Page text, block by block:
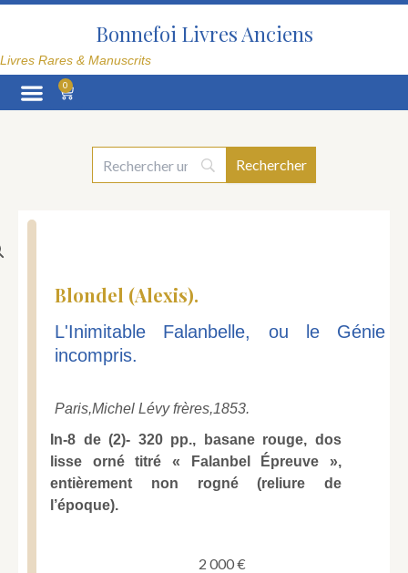
Aller
Bonnefoi Livres Anciens
Livres Rares & Manuscrits
0
Panier
Blondel (Alexis).
L'Inimitable Falanbelle, ou le Génie
incompris.
Paris,Michel Lévy frères,1853.
In-8 de (2)- 320 pp., basane rouge, dos
lisse orné titré « Falanbel Épreuve »,
entièrement non rogné (reliure de
l’époque).
2 000€